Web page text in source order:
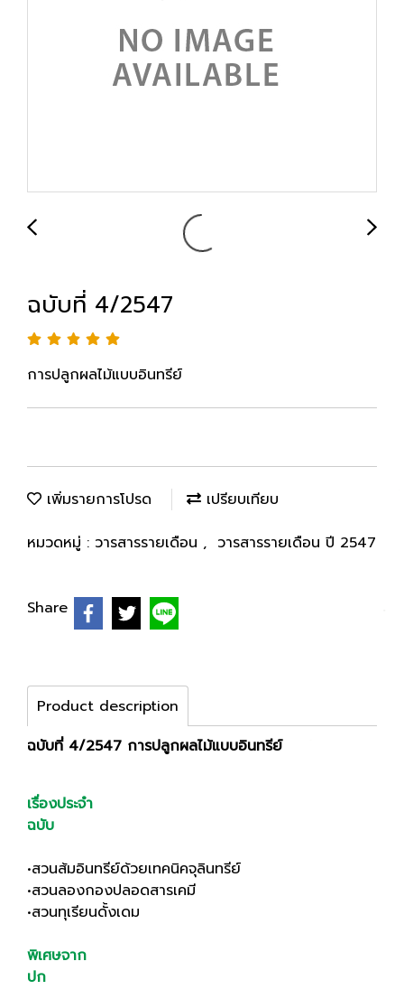
ฉบับที่ 4/2547
การปลูกผลไม้แบบอินทรีย์
เพิ่มรายการโปรด
เปรียบเทียบ
หมวดหมู่ : วารสารรายเดือน , วารสารรายเดือน ปี 2547
Share
Product description
ฉบับที่ 4/2547 การปลูกผลไม้แบบอินทรีย์
เรื่องประจำ
ฉบับ
•สวนส้มอินทรีย์ด้วยเทคนิคจุลินทรีย์
•สวนลองกองปลอดสารเคมี
•สวนทุเรียนดั้งเดม
พิเศษจาก
ปก